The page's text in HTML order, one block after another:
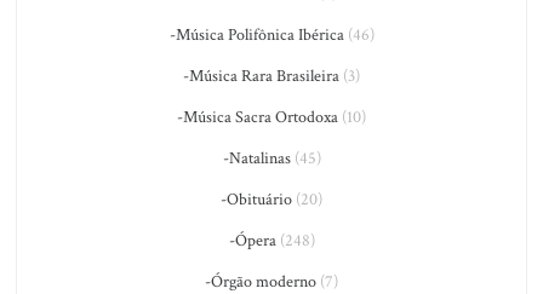
-Música Polifônica Ibérica(46)
-Música Rara Brasileira (3)
-Música Sacra Ortodoxa (10)
-Natalinas(45)
-Obituário (20)
-Ópera(248)
-Órgão moderno (7)